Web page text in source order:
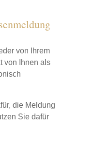
von Ihrem
von Ihnen als
die Meldung
Sie dafür